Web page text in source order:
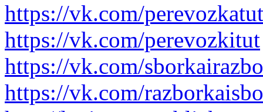
https://vk.com/perevozkatut
https://vk.com/perevozkitut
https://vk.com/
https://vk.com/